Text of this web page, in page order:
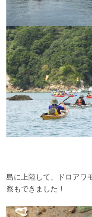
島に上陸して、ドロアワ
察もできました！